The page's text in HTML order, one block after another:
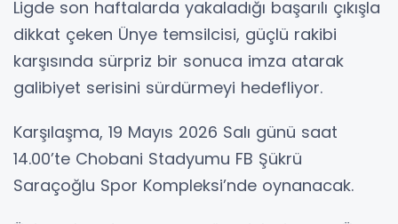
Ligde son haftalarda yakaladığı başarılı çıkışla
dikkat çeken Ünye temsilcisi, güçlü rakibi
karşısında sürpriz bir sonuca imza atarak
galibiyet serisini sürdürmeyi hedefliyor.
Karşılaşma, 19 Mayıs 2026 Salı günü saat
14.00’te Chobani Stadyumu FB Şükrü
Saraçoğlu Spor Kompleksi’nde oynanacak.